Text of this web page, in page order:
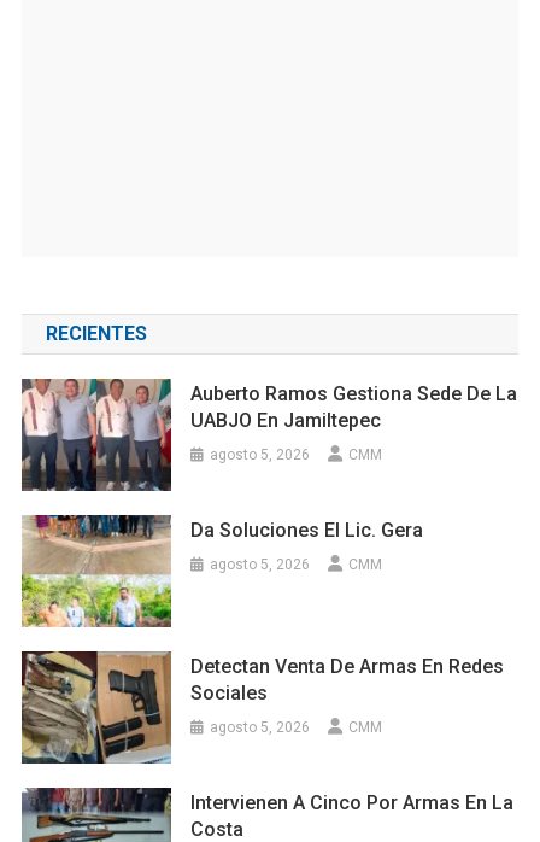
RECIENTES
Auberto Ramos Gestiona Sede De La
UABJO En Jamiltepec
agosto 5, 2026 CMM
Da Soluciones El Lic. Gera
agosto 5, 2026 CMM
Detectan Venta De Armas En Redes
Sociales
agosto 5, 2026 CMM
Intervienen A Cinco Por Armas En La
Costa